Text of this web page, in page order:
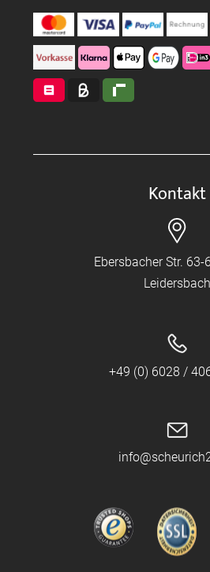
Kontakt
Ebersbacher Str. 63-
Leidersbach
+49 (0) 6028 /